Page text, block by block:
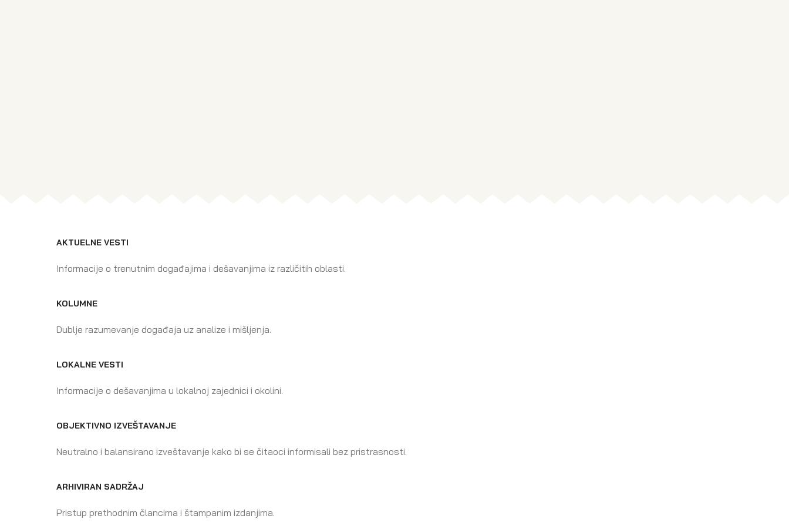
AKTUELNE VESTI
Informacije o trenutnim događajima i dešavanjima iz različitih oblasti.
KOLUMNE
Dublje razumevanje događaja uz analize i mišljenja.
LOKALNE VESTI
Informacije o dešavanjima u lokalnoj zajednici i okolini.
OBJEKTIVNO IZVEŠTAVANJE
Neutralno i balansirano izveštavanje kako bi se čitaoci informisali bez pristrasnosti.
ARHIVIRAN SADRŽAJ
Pristup prethodnim člancima i štampanim izdanjima.